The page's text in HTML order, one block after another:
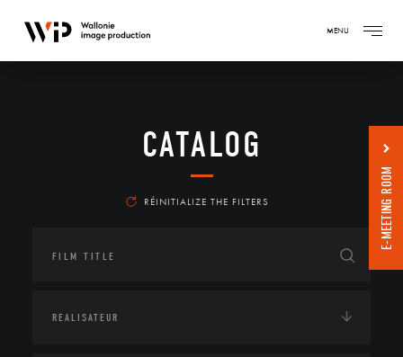
MENU
CATALOG
RÉINITIALIZE THE FILTERS E-MEETING ROOM